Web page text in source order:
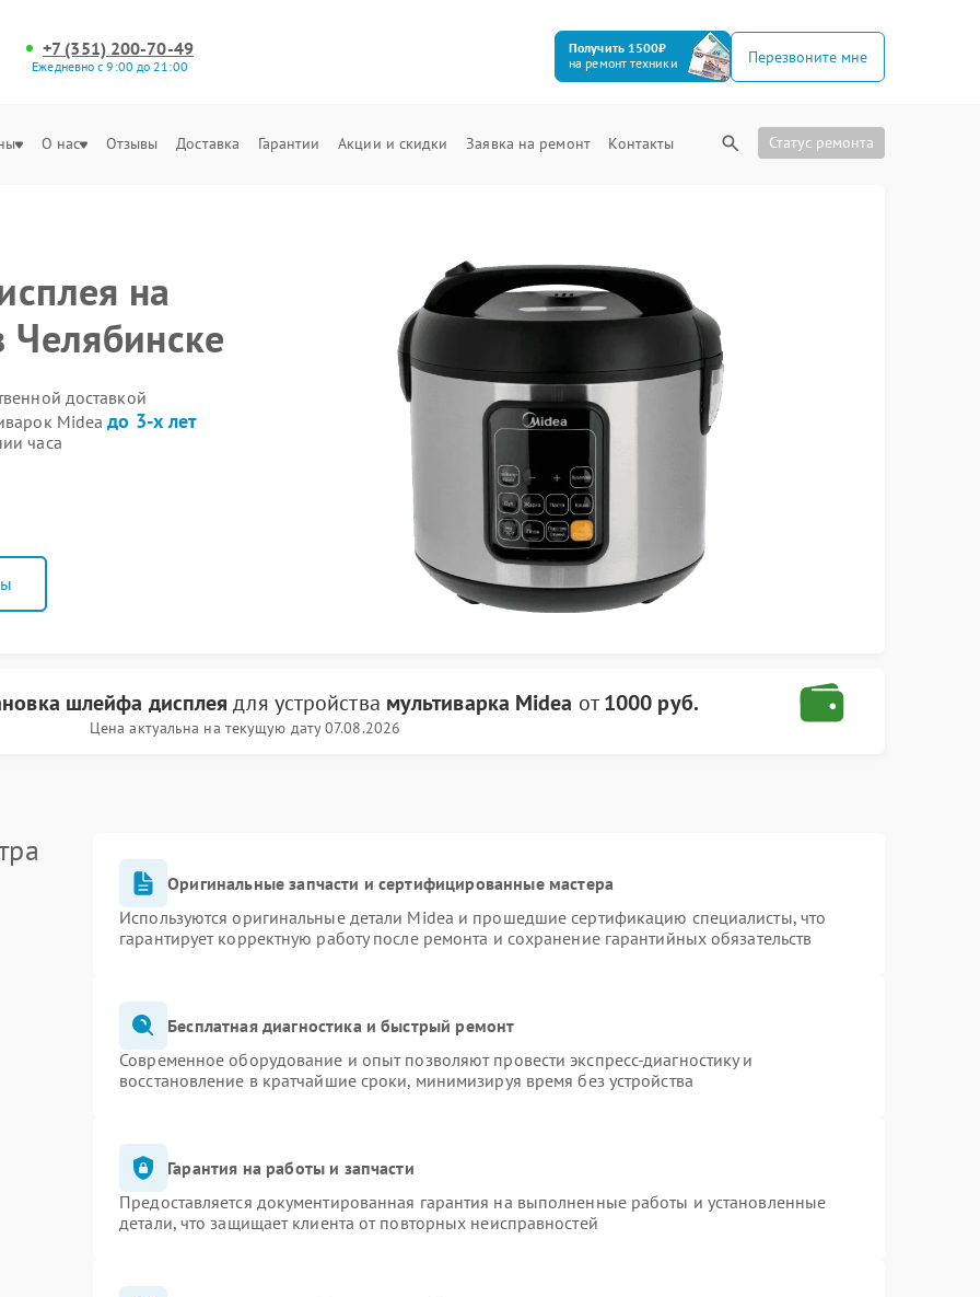
+7 (351) 200-70-49
Ежедневно с 9:00 до 21:00
Получить 1500₽
на ремонт техники
Перезвоните мне
О нас Отзывы Доставка Гарантии Акции и скидки Заявка на ремонт Контакты Статус ремонта
на
Челябинске
доставкой
Mideaдо 3-х лет
часа
шлейфа дисплея для устройства мультиварка Midea от1000 руб.
Цена актуальна на текущую дату 07.08.2026
Оригинальные запчасти и сертифицированные мастера
Используются оригинальные детали Midea и прошедшие сертификацию специалисты, что
гарантирует корректную работу после ремонта и сохранение гарантийных обязательств
Бесплатная диагностика и быстрый ремонт
Современное оборудование и опыт позволяют провести экспресс-диагностику и
восстановление в кратчайшие сроки, минимизируя время без устройства
Гарантия на работы и запчасти
Предоставляется документированная гарантия на выполненные работы и установленные
детали, что защищает клиента от повторных неисправностей